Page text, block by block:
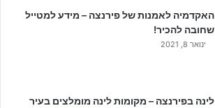
האקדמיה לאמנות של פירנצה – מידע למטייל
שחובה להכיר!
ינואר 8, 2021
לינה בפירנצה – מקומות לינה מומלצים בעיר